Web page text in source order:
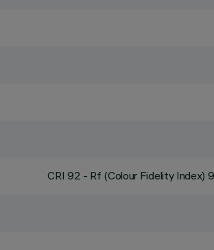
CRI 92 - Rf (Colour Fidelity Index)